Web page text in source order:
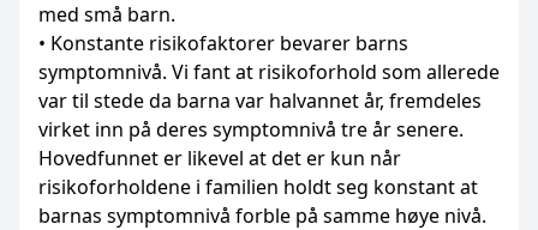
med små barn.
• Konstante risikofaktorer bevarer barns
symptomnivå. Vi fant at risikoforhold som allerede
var til stede da barna var halvannet år, fremdeles
virket inn på deres symptomnivå tre år senere.
Hovedfunnet er likevel at det er kun når
risikoforholdene i familien holdt seg konstant at
barnas symptomnivå forble på samme høye nivå.